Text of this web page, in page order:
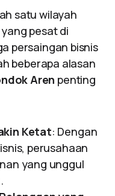
satu wilayah
pesat di
persaingan bisnis
beberapa alasan
Aren penting
Ketat: Dengan
perusahaan
yang unggul